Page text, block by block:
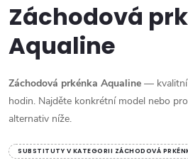
Záchodová
Aqualine
Záchodová prkénka Aqualine — kvalitní
hodin. Najděte konkrétní model nebo
alternativ níže.
SUBSTITUTY V KATEGORII ZÁCHODOVÁ